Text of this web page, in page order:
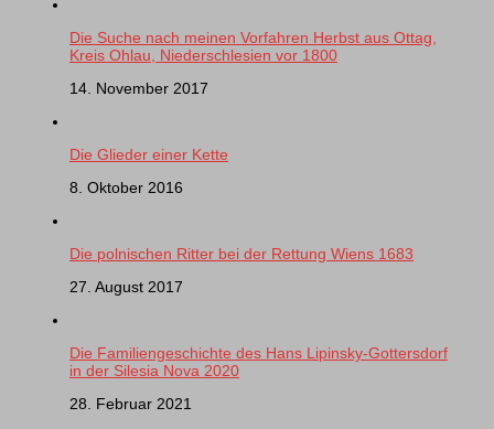
Die Suche nach meinen Vorfahren Herbst aus Ottag,
Kreis Ohlau, Niederschlesien vor 1800
14. November 2017
Die Glieder einer Kette
8. Oktober 2016
Die polnischen Ritter bei der Rettung Wiens 1683
27. August 2017
Die Familiengeschichte des Hans Lipinsky-Gottersdorf
in der Silesia Nova 2020
28. Februar 2021